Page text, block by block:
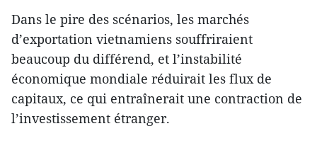
Dans le pire des scénarios, les marchés
d’exportation vietnamiens souffriraient
beaucoup du différend, et l’instabilité
économique mondiale réduirait les flux de
capitaux, ce qui entraînerait une contraction de
l’investissement étranger.